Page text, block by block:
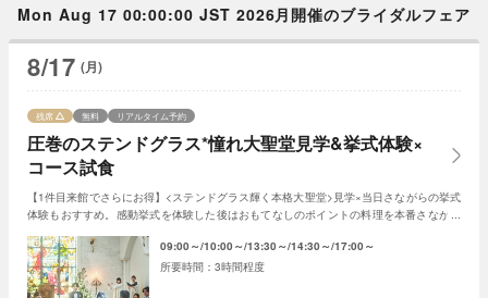
Mon Aug 17 00:00:00 JST 2026月開催のブライダルフェア
8/17 (月)
圧巻のステンドグラス*憧れ大聖堂見学&挙式体験×
コース試食
残席 無料 リアルタイム予約
【1件目来館でさらにお得】<ステンドグラス輝く本格大聖堂>見学×当日さながらの挙式
体験もおすすめ。感動挙式を体験した後はおもてなしのポイントの料理を本番さながら
09:00～ 10:00～ 13:30～ 14:30～ 17:00～
3時間程度